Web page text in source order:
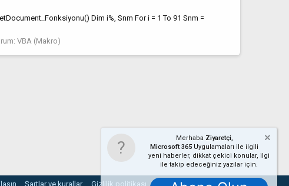
Dim i%, Snm For i = 1 To 91 Snm =
VBA (Makro)
Şartlar ve kurallar Gizlilik politikası Yardım Ana sayfa R
Merhaba Ziyaretçi,
Microsoft 365 Uygulamaları ile ilgili
yeni haberler, dikkat çekici konular, ilgi
ile takip edeceğiniz yazılar için.